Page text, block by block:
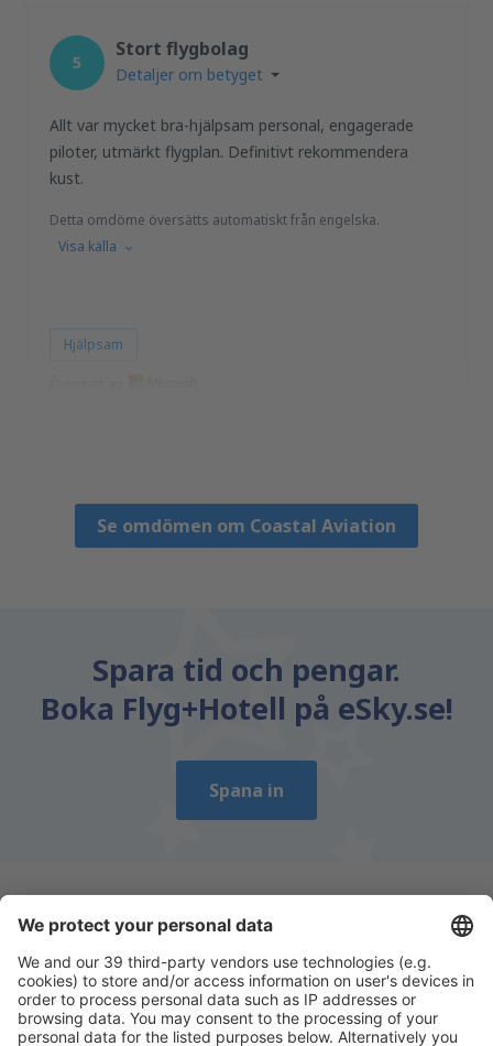
5
Stort flygbolag
Detaljer om betyget
Allt var mycket bra-hjälpsam personal, engagerade
piloter, utmärkt flygplan. Definitivt rekommendera
kust.
Detta omdöme översätts automatiskt från engelska.
Visa källa
Hjälpsam
Se omdömen om Coastal Aviation
Spara tid och pengar.
Boka Flyg+Hotell på eSky.se!
Spana in
Ladda ner vår appför att enkelt planera